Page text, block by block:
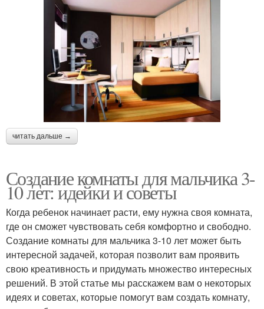
читать дальше →
Создание комнаты для мальчика 3-
10 лет: идейки и советы
Когда ребенок начинает расти, ему нужна своя комната,
где он сможет чувствовать себя комфортно и свободно.
Создание комнаты для мальчика 3-10 лет может быть
интересной задачей, которая позволит вам проявить
свою креативность и придумать множество интересных
решений. В этой статье мы расскажем вам о некоторых
идеях и советах, которые помогут вам создать комнату,